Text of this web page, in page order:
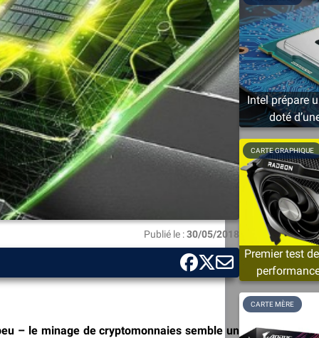
Publié le :30/05/2018
– le minage de cryptomonnaies semble un
Intel prépare
doté
Premier test
CARTE GRAPHIQUE
CARTE MÈRE